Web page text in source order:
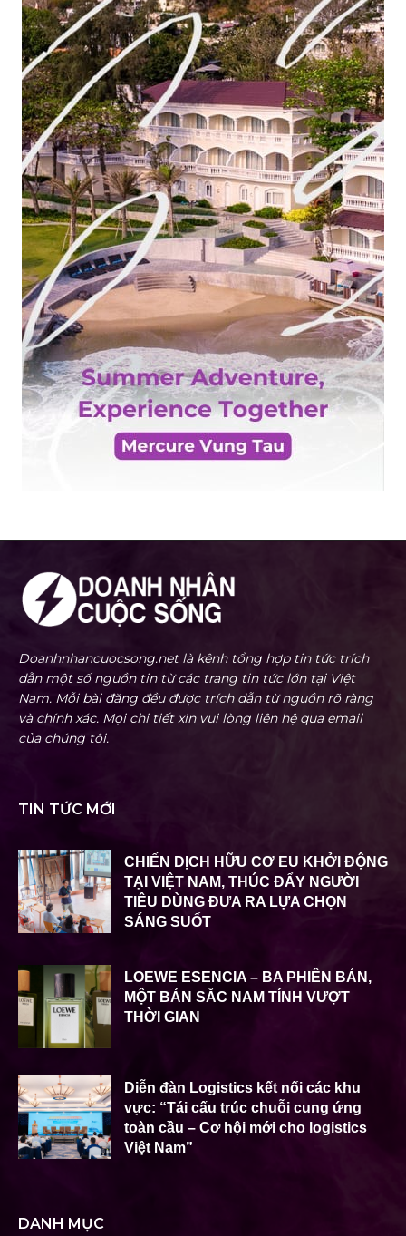
Doanhnhancuocsong.net là kênh tổng hợp tin tức trích
dẫn một số nguồn tin từ các trang tin tức lớn tại Việt
Nam. Mỗi bài đăng đều được trích dẫn từ nguồn rõ ràng
và chính xác. Mọi chi tiết xin vui lòng liên hệ qua email
của chúng tôi.
TIN TỨC MỚI
CHIẾN DỊCH HỮU CƠ EU KHỞI ĐỘNG
TẠI VIỆT NAM, THÚC ĐẨY NGƯỜI
TIÊU DÙNG ĐƯA RA LỰA CHỌN
SÁNG SUỐT
LOEWE ESENCIA – BA PHIÊN BẢN,
MỘT BẢN SẮC NAM TÍNH VƯỢT
THỜI GIAN
Diễn đàn Logistics kết nối các khu
vực: “Tái cấu trúc chuỗi cung ứng
toàn cầu – Cơ hội mới cho logistics
Việt Nam”
DANH MỤC